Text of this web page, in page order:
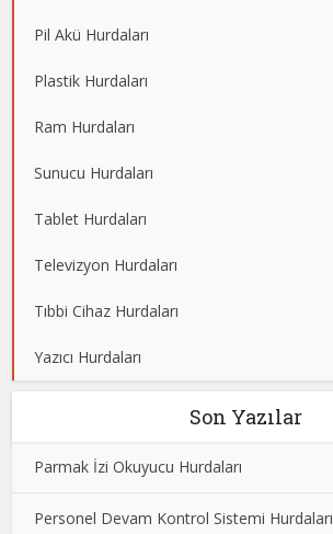
Pil Akü Hurdaları
Plastik Hurdaları
Ram Hurdaları
Sunucu Hurdaları
Tablet Hurdaları
Televizyon Hurdaları
Tıbbi Cihaz Hurdaları
Yazıcı Hurdaları
Son Yazılar
Parmak İzi Okuyucu Hurdaları
Personel Devam Kontrol Sistemi Hurdaları